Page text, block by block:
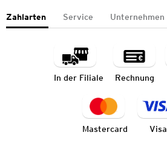
Zahlarten Service Unternehmen
In der Filiale Rechnung
Mastercard Visa